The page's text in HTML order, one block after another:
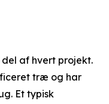
af hvert projekt.
træ og har
Et typisk